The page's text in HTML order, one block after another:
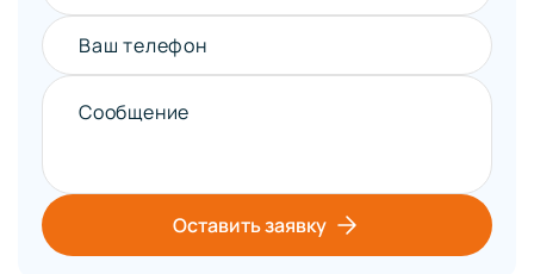
Ваш телефон
Сообщение
Оставить заявку